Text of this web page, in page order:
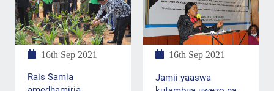
16th Sep 2021
Rais Samia
16th Sep 2021
Jamii yaaswa